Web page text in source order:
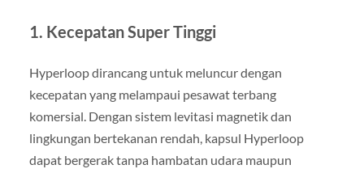
1. Kecepatan Super Tinggi
Hyperloop dirancang untuk meluncur dengan
kecepatan yang melampaui pesawat terbang
komersial. Dengan sistem levitasi magnetik dan
lingkungan bertekanan rendah, kapsul Hyperloop
dapat bergerak tanpa hambatan udara maupun